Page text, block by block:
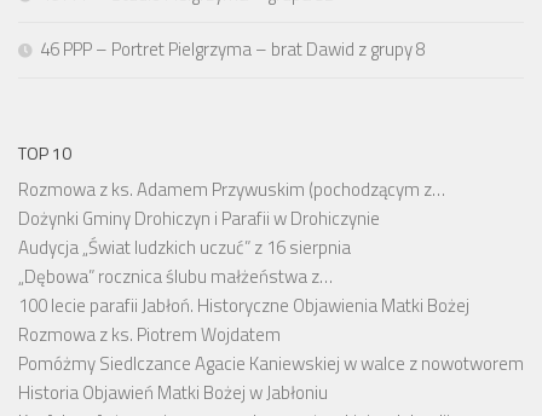
46 PPP – Portret Pielgrzyma – brat Dawid z grupy 8
TOP 10
Rozmowa z ks. Adamem Przywuskim (pochodzącym z…
Dożynki Gminy Drohiczyn i Parafii w Drohiczynie
Audycja „Świat ludzkich uczuć” z 16 sierpnia
„Dębowa” rocznica ślubu małżeństwa z…
100 lecie parafii Jabłoń. Historyczne Objawienia Matki Bożej
Rozmowa z ks. Piotrem Wojdatem
Pomóżmy Siedlczance Agacie Kaniewskiej w walce z nowotworem
Historia Objawień Matki Bożej w Jabłoniu